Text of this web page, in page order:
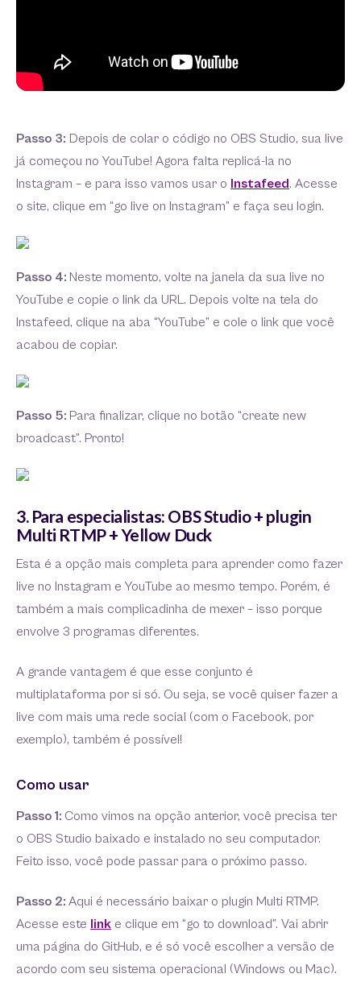
Passo 3: Depois de colar o código no OBS Studio, sua live
já começou no YouTube! Agora falta replicá-la no
Instagram – e para isso vamos usar o Instafeed. Acesse
o site, clique em “go live on Instagram” e faça seu login.
Passo 4: Neste momento, volte na janela da sua live no
YouTube e copie o link da URL. Depois volte na tela do
Instafeed, clique na aba “YouTube” e cole o link que você
acabou de copiar.
Passo 5: Para finalizar, clique no botão “create new
broadcast”. Pronto!
3. Para especialistas: OBS Studio + plugin
Multi RTMP + Yellow Duck
Esta é a opção mais completa para aprender como fazer
live no Instagram e YouTube ao mesmo tempo. Porém, é
também a mais complicadinha de mexer – isso porque
envolve 3 programas diferentes.
A grande vantagem é que esse conjunto é
multiplataforma por si só. Ou seja, se você quiser fazer a
live com mais uma rede social (com o Facebook, por
exemplo), também é possível!
Como usar
Passo 1: Como vimos na opção anterior, você precisa ter
o OBS Studio baixado e instalado no seu computador.
Feito isso, você pode passar para o próximo passo.
Passo 2: Aqui é necessário baixar o plugin Multi RTMP.
Acesse este link e clique em “go to download”. Vai abrir
uma página do GitHub, e é só você escolher a versão de
acordo com seu sistema operacional (Windows ou Mac).